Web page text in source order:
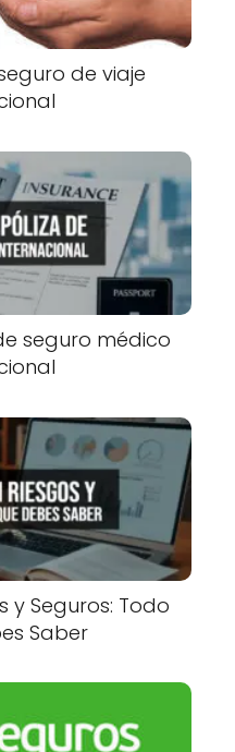
de viaje
seguro médico
y Seguros: Todo
Saber